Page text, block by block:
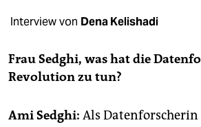
fragen & hilfe
unterstützen
abo
genossenschaft
Interview von Dena Kelishadi
Frau Sedghi, was hat die
Revolution zu tun?
Ami Sedghi: Als